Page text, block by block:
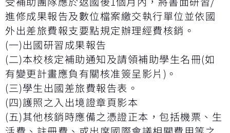
進修成果報告及數位檔案繳交執行單位並依國
外出差旅費報支要點規定辦理經費核銷。
(一)出國研習成果報告
(二)本校核定補助通知及請領補助學生名冊(如
有變更計畫應負有關核准簽呈影片 ) 。
(三)學生出國差旅費報告表。
(四)護照之入出境證章頁影本
(五)其他核銷時應備之憑證正本，包括機票、生